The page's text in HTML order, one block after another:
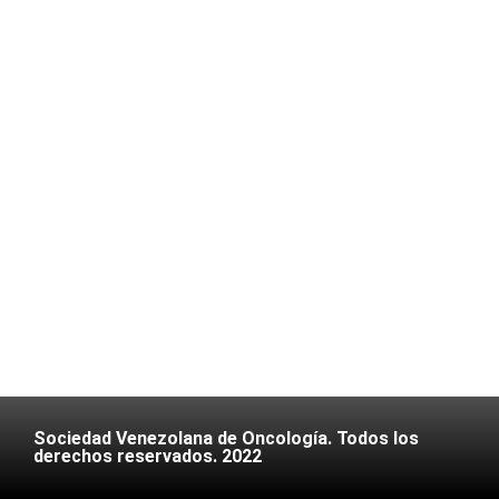
Sociedad Venezolana de Oncología. Todos los
derechos reservados. 2022